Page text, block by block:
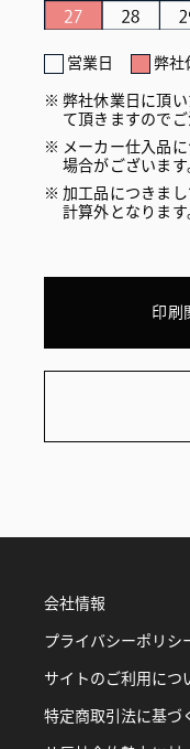
営業日 弊社
弊社休業日に頂
て頂きますのでご
メーカー仕入品
場合がございます
加工品につきま
計算外となります
印刷
会社情報
プライバシーポリシ
サイトのご利用につ
特定商取引法に基づ